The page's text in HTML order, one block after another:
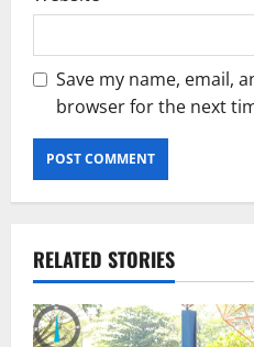
Save my name, email,
browser for the next
RELATED STORIES